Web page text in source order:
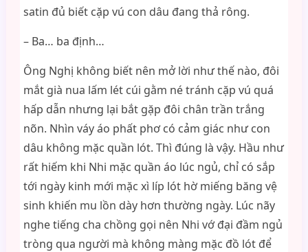
satin đủ biết cặp vú con dâu đang thả rông.
– Ba… ba định…
Ông Nghị không biết nên mở lời như thế nào, đôi
mắt già nua lấm lét cúi gằm né tránh cặp vú quá
hấp dẫn nhưng lại bắt gặp đôi chân trần trắng
nõn. Nhìn váy áo phất phơ có cảm giác như con
dâu không mặc quần lót. Thì đúng là vậy. Hầu như
rất hiếm khi Nhi mặc quần áo lúc ngủ, chỉ có sắp
tới ngày kinh mới mặc xì líp lót hờ miếng băng vệ
sinh khiến mu lồn dày hơn thường ngày. Lúc nãy
nghe tiếng cha chồng gọi nên Nhi vớ đại đầm ngủ
tròng qua người mà không màng mặc đồ lót để